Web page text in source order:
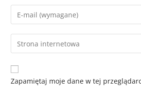
Zapamiętaj moje dane w tej